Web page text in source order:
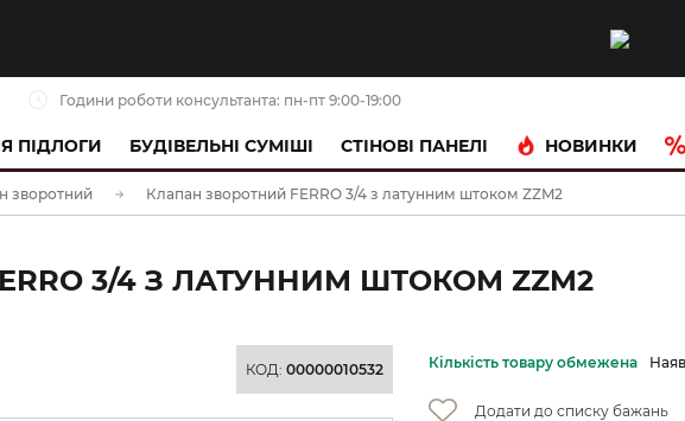
Години роботи консультанта: пн-пт 9:00-19:00
ПІДЛОГИ БУДІВЕЛЬНІ СУМІШІ CТІНОВІ ПАНЕЛІ НОВИНКИ
зворотний Клапан зворотний FERRO 3/4 з латунним штоком ZZM2
3/4 З ЛАТУННИМ ШТОКОМ ZZM2
КОД: 00000010532 Кількість товару обмежена
Додати до списку бажань